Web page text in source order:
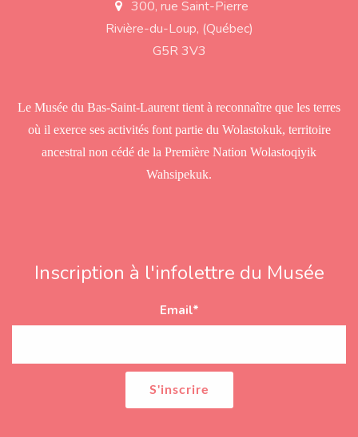
a
d
300, rue Saint-Pierre
Rivière-du-Loup, (Québec)
G5R 3V3
Le Musée du Bas-Saint-Laurent tient à reconnaître que les terres
où il exerce ses activités font partie du Wolastokuk, territoire
ancestral non cédé de la Première Nation Wolastoqiyik
Wahsipekuk.
Inscription à l'infolettre du Musée
Email*